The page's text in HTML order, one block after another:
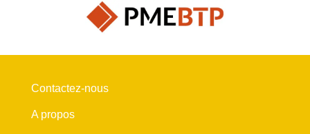
Contactez-nous
A propos